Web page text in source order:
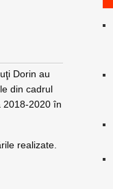
Dorin au
din cadrul
2018-2020 în
realizate.